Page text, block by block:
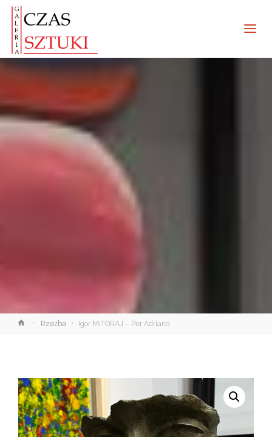
StronaRzeźba Igor MITORAJ – Per Adriano